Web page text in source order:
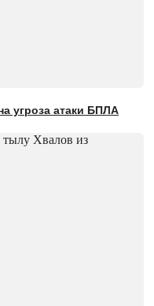
угроза атаки БПЛА